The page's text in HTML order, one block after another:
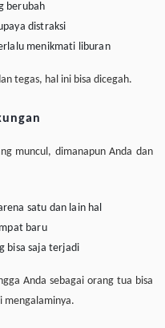
berubah
distraksi
menikmati liburan
tegas, hal ini bisa dicegah.
muncul, dimanapun Anda dan
satu dan lain hal
baru
bisa saja terjadi
Anda sebagai orang tua bisa
mengalaminya.